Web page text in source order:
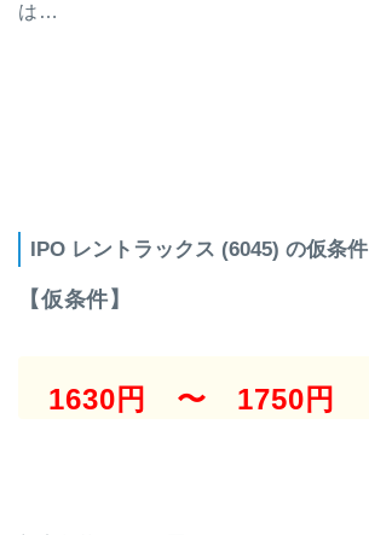
は…
IPO レントラックス (6045) の仮条件
【仮条件】
1630円 〜 1750円